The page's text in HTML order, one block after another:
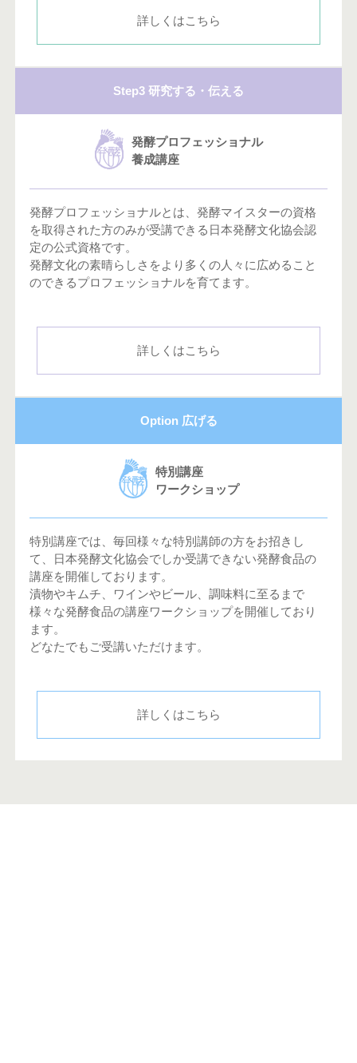
詳しくはこちら
Step3 研究する・伝える
発酵プロフェッショナル
養成講座
発酵プロフェッショナルとは、発酵マイスターの資格
を取得された方のみが受講できる日本発酵文化協会認
定の公式資格です。
発酵文化の素晴らしさをより多くの人々に広めること
のできるプロフェッショナルを育てます。
詳しくはこちら
Option 広げる
特別講座
ワークショップ
特別講座では、毎回様々な特別講師の方をお招きし
て、日本発酵文化協会でしか受講できない発酵食品の
講座を開催しております。
漬物やキムチ、ワインやビール、調味料に至るまで
様々な発酵食品の講座ワークショップを開催しており
ます。
どなたでもご受講いただけます。
詳しくはこちら